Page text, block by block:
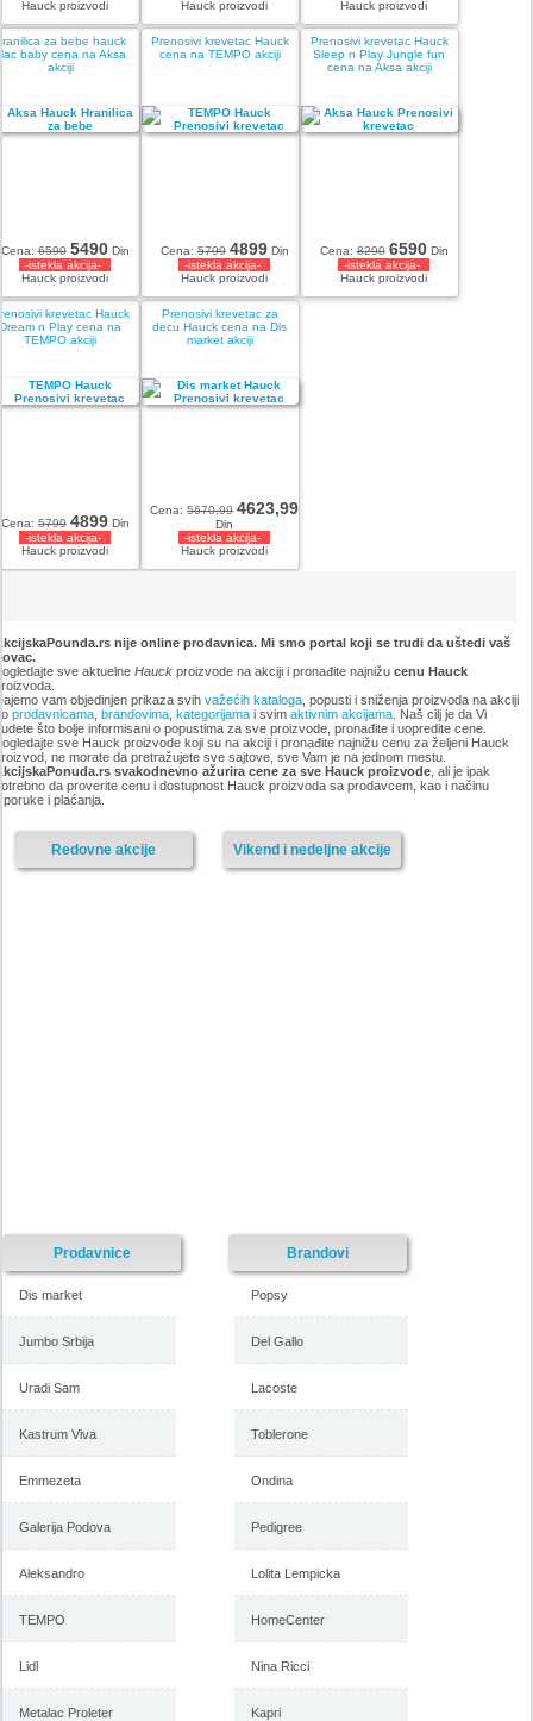
Hauck proizvodi Hauck proizvodi Hauck proizvodi
za bebe hauck
baby cena na Aksa
akciji
Cena:6590 5490Din
-istekla akcija-
Hauck proizvodi
Prenosivi krevetac Hauck
cena na TEMPO akciji
Cena:5799 4899Din
-istekla akcija-
Hauck proizvodi
Prenosivi krevetac Hauck
Sleep n Play Jungle fun
cena na Aksa akciji
Cena:8290 6590Din
-istekla akcija-
Hauck proizvodi
krevetac Hauck
Dream n Play cena na
TEMPO akciji
Cena:5799 4899Din
-istekla akcija-
Hauck proizvodi
Prenosivi krevetac za
decu Hauck cena na Dis
market akciji
Cena:5670,99 4623,99
Din
-istekla akcija-
Hauck proizvodi
nije online prodavnica. Mi smo portal koji se trudi da uštedi vaš
sve aktuelne Hauckproizvode na akciji i pronađite najnižu cenu Hauck
vam objedinjen prikaza svih važećih kataloga, popusti i sniženja proizvoda na akciji
prodavnicama, brandovima, kategorijamai svim aktivnim akcijama. Naš cilj je da Vi
što bolje informisani o popustima za sve proizvode, pronađite i uopredite cene.
sve Hauck proizvode koji su na akciji i pronađite najnižu cenu za željeni Hauck
ne morate da pretražujete sve sajtove, sve Vam je na jednom mestu.
svakodnevno ažurira cene za sve Hauck proizvode, ali je ipak
da proverite cenu i dostupnost Hauck proizvoda sa prodavcem, kao i načinu
i plaćanja.
Vikend i nedeljne akcije
Redovne akcije
Prodavnice
Dis market
Jumbo Srbija
Uradi Sam
Kastrum Viva
Emmezeta
Galerija Podova
Aleksandro
TEMPO
Lidl
Metalac Proleter
Brandovi
Popsy
Del Gallo
Lacoste
Toblerone
Ondina
Pedigree
Lolita Lempicka
HomeCenter
Nina Ricci
Kapri